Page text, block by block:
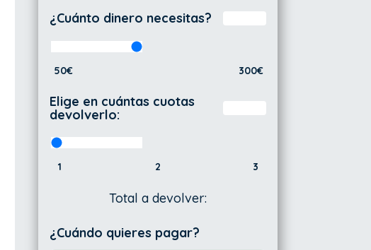
¿Cuánto dinero necesitas?
50€ 300€
Elige en cuántas cuotas
devolverlo:
1 2 3
Total a devolver:
¿Cuándo quieres pagar?